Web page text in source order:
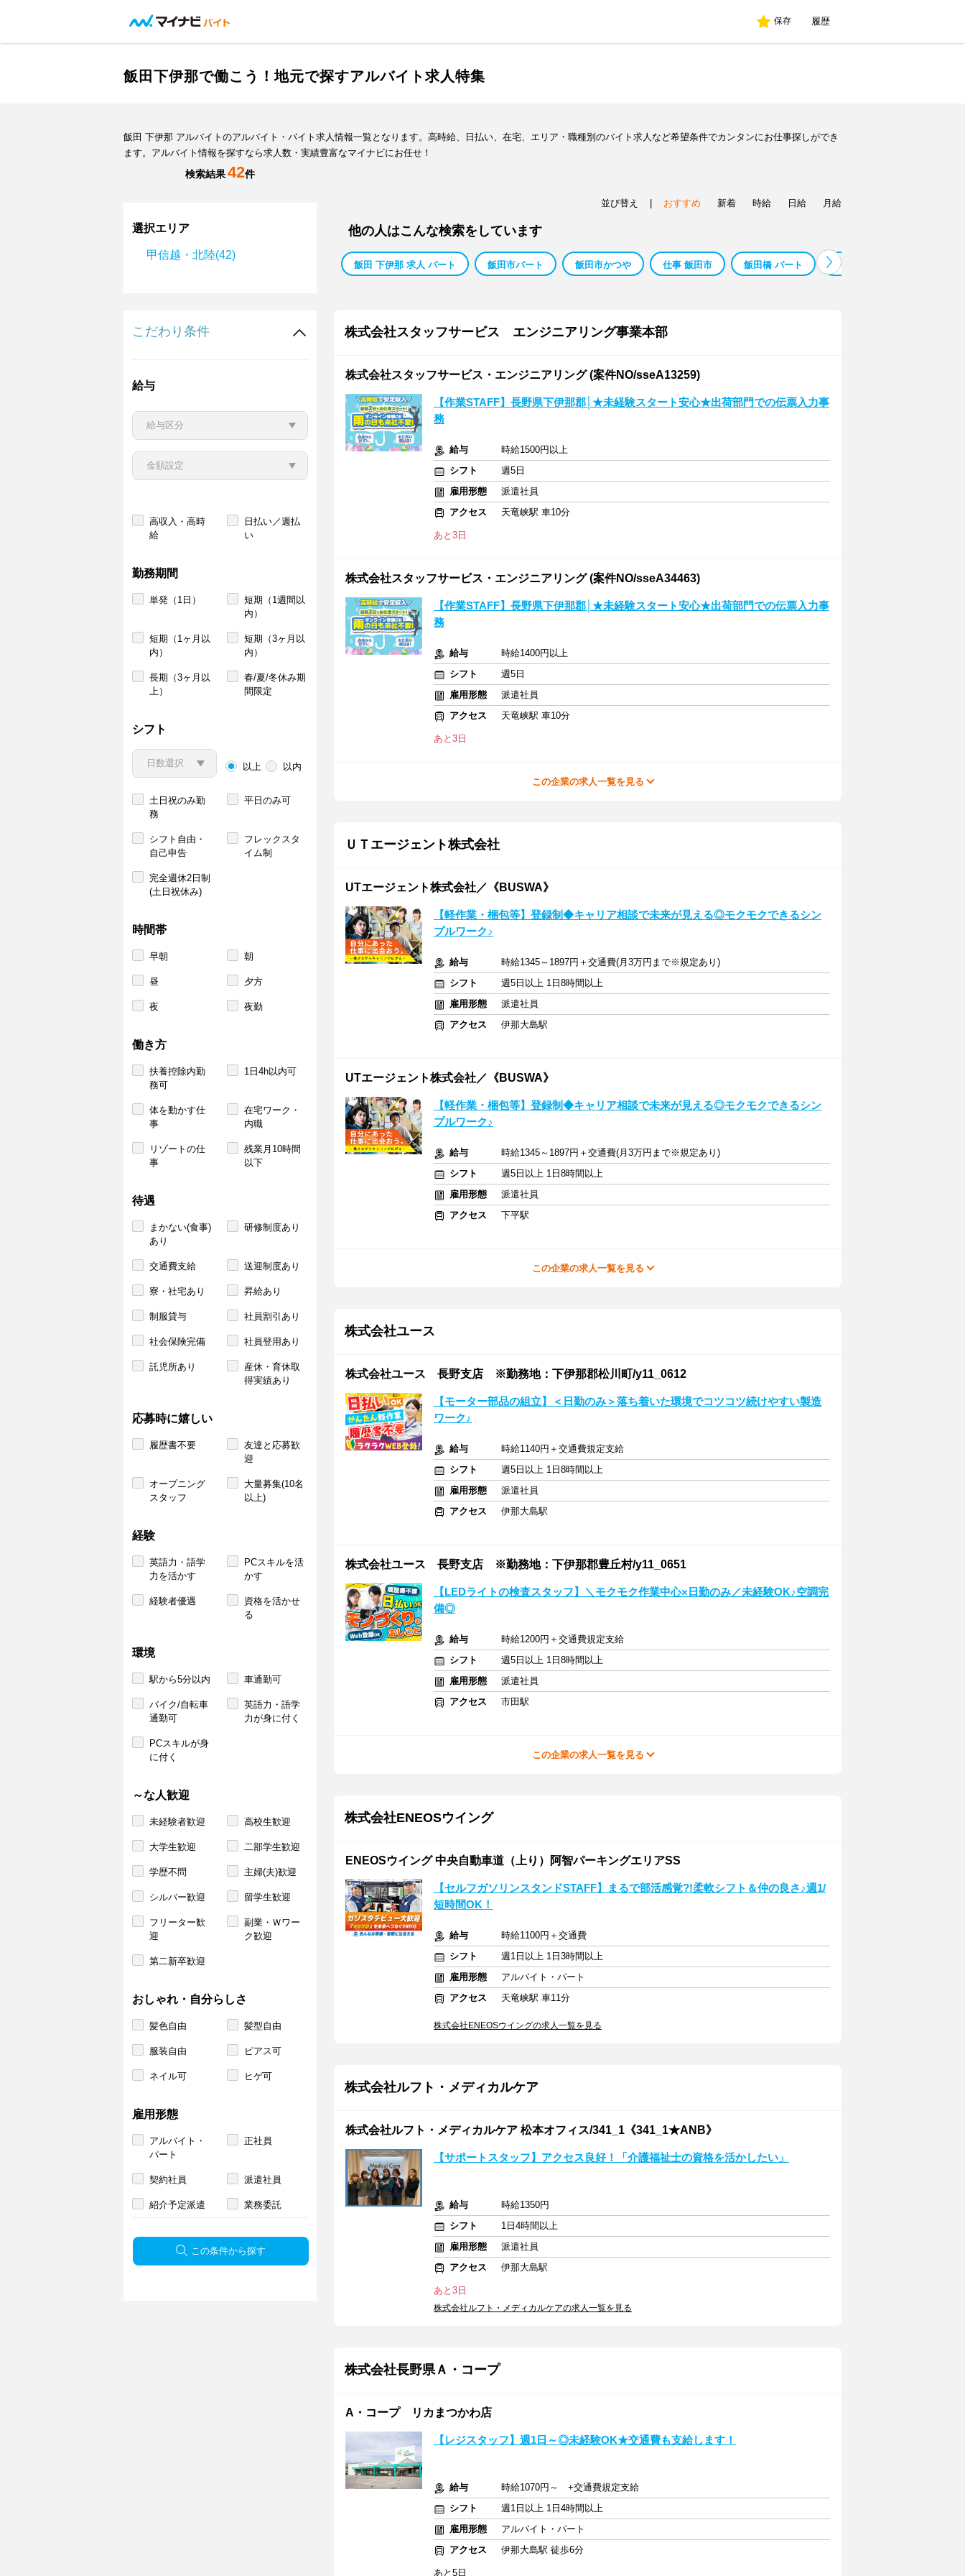
保存 履歴
飯田下伊那で働こう！地元で探すアルバイト求人特集
飯田 下伊那 アルバイトのアルバイト・バイト求人情報一覧となります。高時給、日払い、在宅、エリア・職種別のバイト求人など希望条件でカンタンにお仕事探しができ
ます。アルバイト情報を探すなら求人数・実績豊富なマイナビにお任せ！
検索結果42件
選択エリア
甲信越・北陸(42)
こだわり条件
給与
高収入・高時
給
日払い／週払
い
勤務期間
単発（1日）
短期（1週間以
内）
短期（1ヶ月以
内）
短期（3ヶ月以
内）
長期（3ヶ月以
上）
春/夏/冬休み期
間限定
シフト
以上 以内
土日祝のみ勤
務
平日のみ可
シフト自由・
自己申告
フレックスタ
イム制
完全週休2日制
(土日祝休み)
時間帯
早朝 朝
昼 夕方
夜 夜勤
働き方
扶養控除内勤
務可
1日4h以内可
体を動かす仕
事
在宅ワーク・
内職
リゾートの仕
事
残業月10時間
以下
待遇
まかない(食事)
あり
研修制度あり
交通費支給 送迎制度あり
寮・社宅あり 昇給あり
制服貸与 社員割引あり
社会保険完備 社員登用あり
託児所あり
産休・育休取
得実績あり
応募時に嬉しい
履歴書不要
友達と応募歓
迎
オープニング
スタッフ
大量募集(10名
以上)
経験
英語力・語学
力を活かす
PCスキルを活
かす
経験者優遇
資格を活かせ
る
環境
駅から5分以内 車通勤可
バイク/自転車
通勤可
英語力・語学
力が身に付く
PCスキルが身
に付く
～な人歓迎
未経験者歓迎 高校生歓迎
大学生歓迎 二部学生歓迎
学歴不問 主婦(夫)歓迎
シルバー歓迎 留学生歓迎
フリーター歓
迎
副業・Ｗワー
ク歓迎
第二新卒歓迎
おしゃれ・自分らしさ
髪色自由 髪型自由
服装自由 ピアス可
ネイル可 ヒゲ可
雇用形態
アルバイト・
パート
正社員
契約社員 派遣社員
紹介予定派遣 業務委託
この条件から探す
並び替え おすすめ 新着 時給 日給 月給
他の人はこんな検索をしています
飯田 下伊那 求人 パート 飯田市パート 飯田市かつや 仕事 飯田市 飯田橋 パート チョンギワ 飯田橋
株式会社スタッフサービス エンジニアリング事業本部
株式会社スタッフサービス・エンジニアリング (案件NO/sseA13259)
【作業STAFF】長野県下伊那郡│★未経験スタート安心★出荷部門での伝票入力事
務
給与
時給1500円以上
シフト
週5日
雇用形態
派遣社員
アクセス
天竜峡駅 車10分
あと3日
株式会社スタッフサービス・エンジニアリング (案件NO/sseA34463)
【作業STAFF】長野県下伊那郡│★未経験スタート安心★出荷部門での伝票入力事
務
給与
時給1400円以上
シフト
週5日
雇用形態
派遣社員
アクセス
天竜峡駅 車10分
あと3日
この企業の求人一覧を見る
ＵＴエージェント株式会社
UTエージェント株式会社／《BUSWA》
【軽作業・梱包等】登録制◆キャリア相談で未来が見える◎モクモクできるシン
プルワーク♪
給与
時給1345～1897円＋交通費(月3万円まで※規定あり)
シフト
週5日以上 1日8時間以上
雇用形態
派遣社員
アクセス
伊那大島駅
UTエージェント株式会社／《BUSWA》
【軽作業・梱包等】登録制◆キャリア相談で未来が見える◎モクモクできるシン
プルワーク♪
給与
時給1345～1897円＋交通費(月3万円まで※規定あり)
シフト
週5日以上 1日8時間以上
雇用形態
派遣社員
アクセス
下平駅
この企業の求人一覧を見る
株式会社ユース
株式会社ユース 長野支店 ※勤務地：下伊那郡松川町/y11_0612
【モーター部品の組立】＜日勤のみ＞落ち着いた環境でコツコツ続けやすい製造
ワーク♪
給与
時給1140円＋交通費規定支給
シフト
週5日以上 1日8時間以上
雇用形態
派遣社員
アクセス
伊那大島駅
株式会社ユース 長野支店 ※勤務地：下伊那郡豊丘村/y11_0651
【LEDライトの検査スタッフ】＼モクモク作業中心×日勤のみ／未経験OK♪空調完
備◎
給与
時給1200円＋交通費規定支給
シフト
週5日以上 1日8時間以上
雇用形態
派遣社員
アクセス
市田駅
この企業の求人一覧を見る
株式会社ENEOSウイング
ENEOSウイング 中央自動車道（上り）阿智パーキングエリアSS
【セルフガソリンスタンドSTAFF】まるで部活感覚?!柔軟シフト＆仲の良さ♪週1/
短時間OK！
給与
時給1100円＋交通費
シフト
週1日以上 1日3時間以上
雇用形態
アルバイト・パート
アクセス
天竜峡駅 車11分
株式会社ENEOSウイングの求人一覧を見る
株式会社ルフト・メディカルケア
株式会社ルフト・メディカルケア 松本オフィス/341_1《341_1★ANB》
【サポートスタッフ】アクセス良好！「介護福祉士の資格を活かしたい」
給与
時給1350円
シフト
1日4時間以上
雇用形態
派遣社員
アクセス
伊那大島駅
あと3日
株式会社ルフト・メディカルケアの求人一覧を見る
株式会社長野県Ａ・コープ
A・コープ リカまつかわ店
【レジスタッフ】週1日～◎未経験OK★交通費も支給します！
給与
時給1070円～ +交通費規定支給
シフト
週1日以上 1日4時間以上
雇用形態
アルバイト・パート
アクセス
伊那大島駅 徒歩6分
あと5日